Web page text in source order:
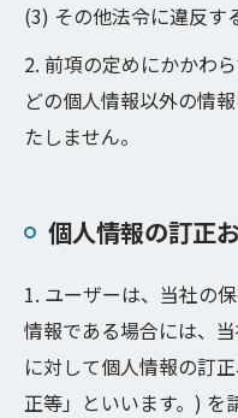
(3) その他法令に違反す
2. 前項の定めにかかわ
どの個人情報以外の情
たしません。
個人情報の訂正
1. ユーザーは、当社の
情報である場合には、
に対して個人情報の訂
正等」といいます。) を